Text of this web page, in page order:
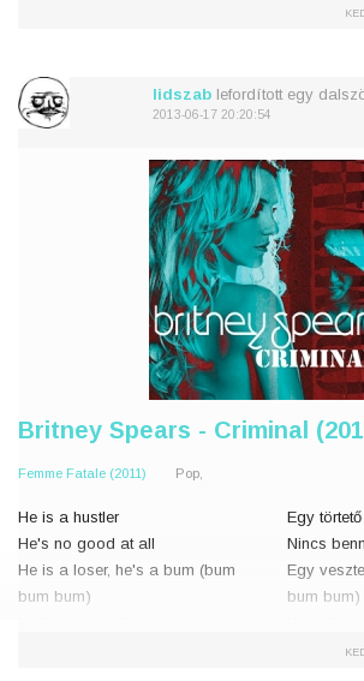
olyan
lidszab lefordított egy
2013-06-17 20:20:54
Britney Spears - Criminal
Femme Fatale (2011) Pop,
He is a hustler
He's no good at all
He is a loser, he's a bum (bum
bum bum)
Egy törtető
Nincs
Egy
bum bum)